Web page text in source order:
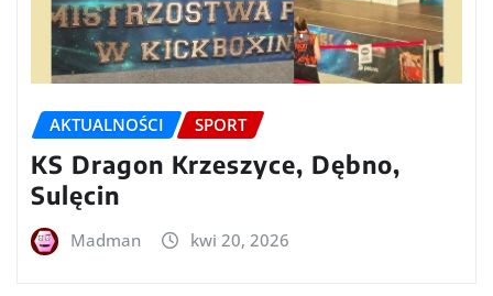
AKTUALNOŚCI SPORT
KS Dragon Krzeszyce, Dębno,
Sulęcin
Madman kwi 20, 2026